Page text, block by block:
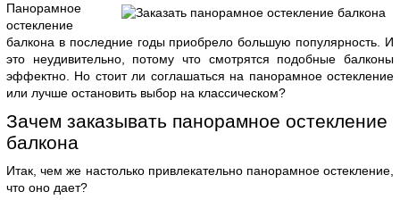
Панорамное
остекление
балкона в последние годы приобрело большую популярность. И
это неудивительно, потому что смотрятся подобные балконы
эффектно. Но стоит ли соглашаться на панорамное остекление
или лучше остановить выбор на классическом?
Зачем заказывать панорамное остекление
балкона
Итак, чем же настолько привлекательно панорамное остекление,
что оно дает?